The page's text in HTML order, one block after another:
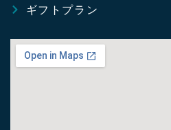
ギフトプラン